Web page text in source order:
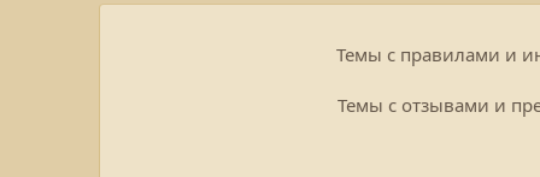
Темы с правилами и
Темы с отзывами и